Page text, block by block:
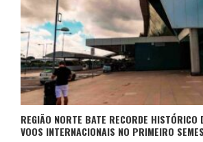
REGIÃO NORTE BATE RECORDE HISTÓRICO
VOOS INTERNACIONAIS NO PRIMEIRO